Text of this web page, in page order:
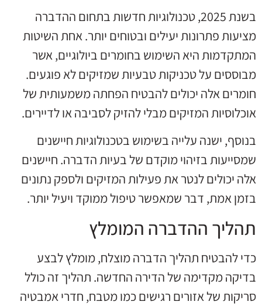
בשנת 2025, טכנולוגיות חדשות בתחום ההדברה
מציעות פתרונות יעילים ובטוחים יותר. אחת השיטות
המתקדמות היא השימוש בחומרים ביולוגיים, אשר
מבוססים על טכניקות טבעיות שמזיקים לא פוגעים.
חומרים אלה יכולים להבטיח הפחתה משמעותית של
אוכלוסיות המזיקים מבלי להזיק לסביבה או לדיירים.
בנוסף, ישנה עלייה בשימוש בטכנולוגיות חיישנים
שמסייעות בזיהוי מוקדם של בעיות הדברה. חיישנים
אלה יכולים לנטר את פעילות המזיקים ולספק נתונים
בזמן אמת, דבר שמאפשר טיפול ממוקד ויעיל יותר.
תהליך ההדברה המומלץ
כדי להבטיח תהליך הדברה מוצלח, מומלץ לבצע
בדיקה מקדימה של הדירה החדשה. תהליך זה כולל
סריקות של אזורים רגישים כמו מטבח, חדרי אמבטיה